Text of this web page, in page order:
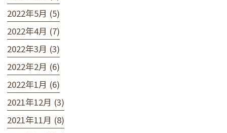
2022年5月 (5)
2022年4月 (7)
2022年3月 (3)
2022年2月 (6)
2022年1月 (6)
2021年12月 (3)
2021年11月 (8)